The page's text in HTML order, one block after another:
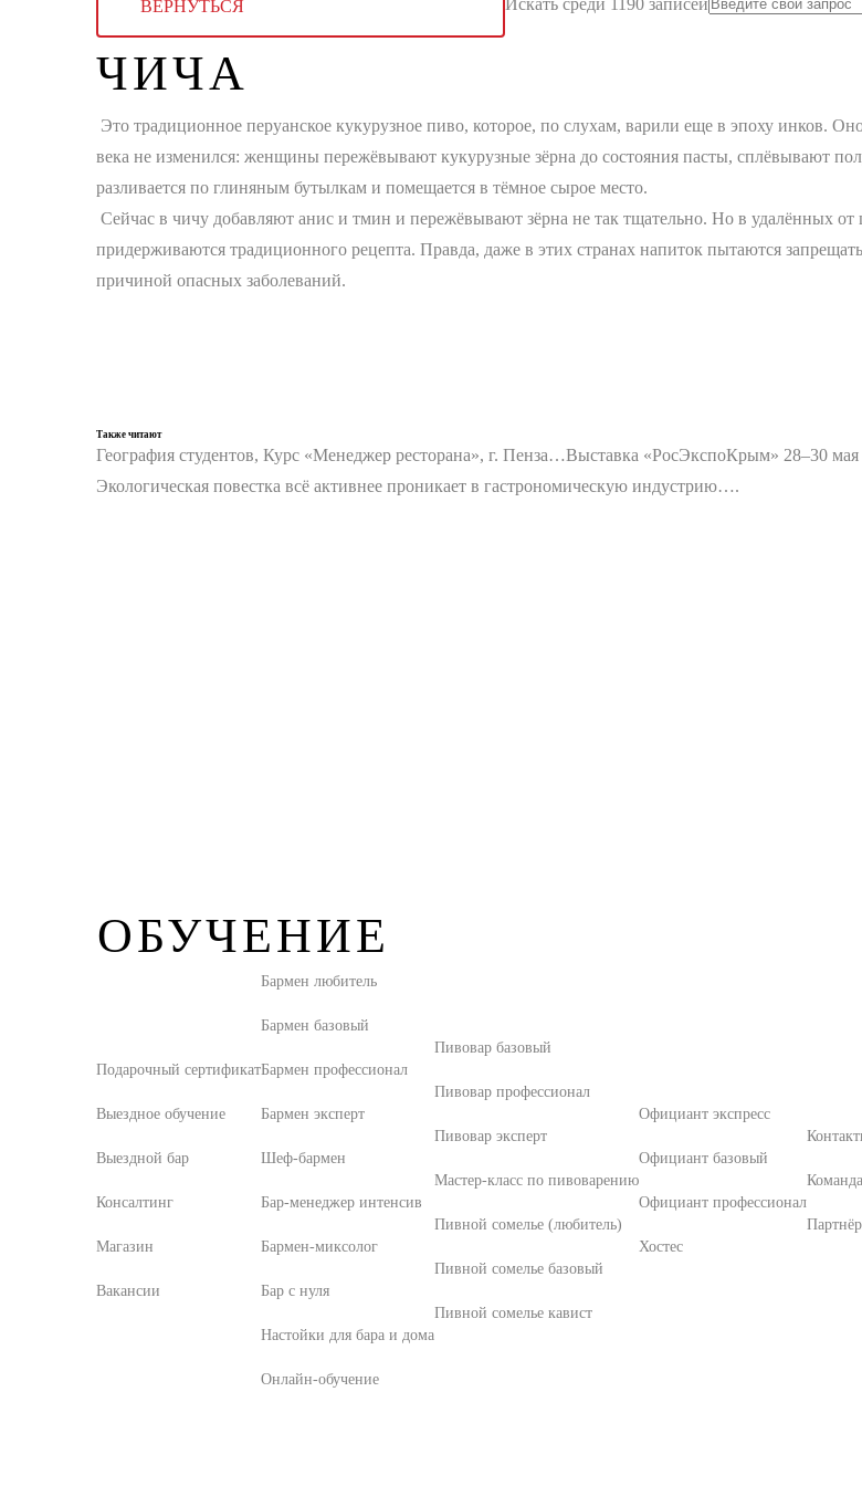
ВЕРНУТЬСЯ
ЧИЧА
Это традиционное перуанское кукурузное пиво, которое, по слухам, варили еще в эпоху инков.
века не изменился: женщины пережёвывают кукурузные зёрна до состояния пасты, сплёвывают
разливается по глиняным бутылкам и помещается в тёмное сырое место.
Сейчас в чичу добавляют анис и тмин и пережёвывают зёрна не так тщательно. Но в удалённых
придерживаются традиционного рецепта. Правда, даже в этих странах напиток пытаются
причиной опасных заболеваний.
Также читают
География студентов, Курс «Менеджер ресторана», г. Пенза…Выставка «РосЭкспоКрым» 28–30
Экологическая повестка всё активнее проникает в гастрономическую индустрию….
ОБУЧЕНИЕ
Подарочный сертификат
Выездное обучение
Выездной бар
Консалтинг
Магазин
Вакансии
Бармен любитель
Бармен базовый
Бармен профессионал
Бармен эксперт
Шеф-бармен
Бар-менеджер интенсив
Бармен-миксолог
Бар с нуля
Настойки для бара и дома
Онлайн-обучение
Пивовар базовый
Пивовар профессионал
Пивовар эксперт
Мастер-класс по пивоварению
Пивной сомелье (любитель)
Пивной сомелье базовый
Пивной сомелье кавист
Официант экспресс
Официант базовый
Официант профессионал
Хостес
Команда